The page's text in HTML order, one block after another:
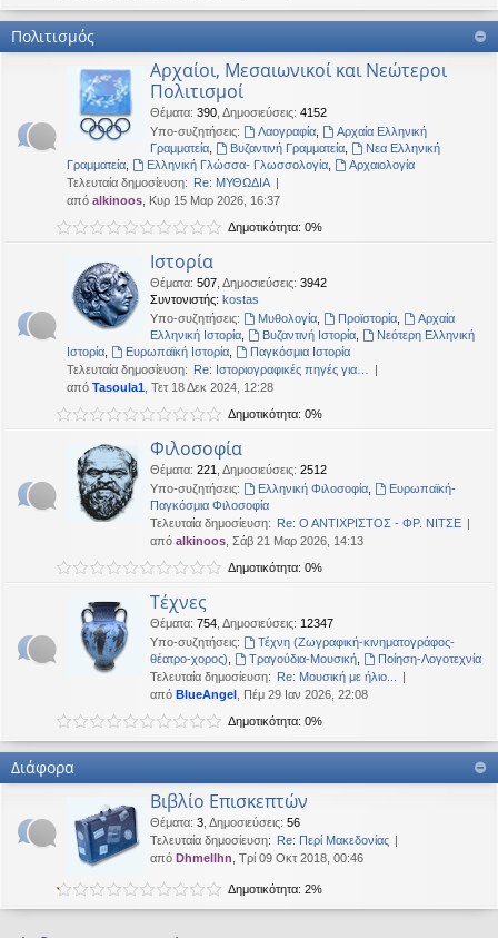
Πολιτισμός
Αρχαίοι, Μεσαιωνικοί και Νεώτεροι
Πολιτισμοί
Θέματα: 390 Δημοσιεύσεις: 4152
Υπο-συζητήσεις:
Λαογραφία,
Αρχαία Ελληνική
Γραμματεία
Βυζαντινή Γραμματεία,
Νεα Ελληνική
Γραμματεία
Ελληνική Γλώσσα- Γλωσσολογία,
Αρχαιολογία
Τελευταία δημοσίευση: Re: ΜΥΘΩΔΙΑ
από alkinoos , Κυρ 15 Μαρ 2026, 16:37
Δημοτικότητα: 0%
Ιστορία
Θέματα: 507 Δημοσιεύσεις: 3942
Συντονιστής: kostas
Υπο-συζητήσεις:
Μυθολογία, Προϊστορία,
Αρχαία
Ελληνική Ιστορία
Βυζαντινή Ιστορία,
Νεότερη Ελληνική
Ιστορία
Ευρωπαϊκή Ιστορία,
Παγκόσμια Ιστορία
Τελευταία δημοσίευση: Re: Ιστοριογραφικές πηγές για…
από Tasoula1 , Τετ 18 Δεκ 2024, 12:28
Δημοτικότητα: 0%
Φιλοσοφία
Θέματα: 221 Δημοσιεύσεις: 2512
Υπο-συζητήσεις:
Ελληνική Φιλοσοφία,
Ευρωπαϊκή-
Παγκόσμια Φιλοσοφία
Τελευταία δημοσίευση: Re: Ο ΑΝΤΙΧΡΙΣΤΟΣ - ΦΡ. ΝΙΤΣΕ
από alkinoos , Σάβ 21 Μαρ 2026, 14:13
Δημοτικότητα: 0%
Τέχνες
Θέματα: 754 Δημοσιεύσεις: 12347
Υπο-συζητήσεις:
Τέχνη (Ζωγραφική-κινηματογράφος-
θέατρο-χορος)
Τραγούδια-Μουσική,
Ποίηση-Λογοτεχνία
Τελευταία δημοσίευση: Re: Μουσική με ήλιο...
από BlueAngel , Πέμ 29 Ιαν 2026, 22:08
Δημοτικότητα: 0%
Διάφορα
Βιβλίο Επισκεπτών
Θέματα: 3 Δημοσιεύσεις: 56
Τελευταία δημοσίευση: Re: Περί Μακεδονίας
από Dhmellhn , Τρί 09 Οκτ 2018, 00:46
Δημοτικότητα: 2%